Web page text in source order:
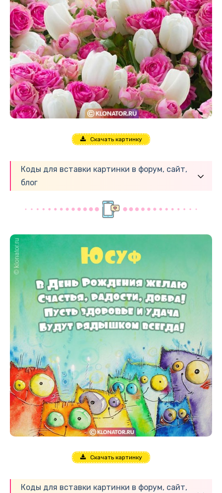
Скачать картинку
Коды для вставки картинки в форум, сайт,
блог
Скачать картинку
Коды для вставки картинки в форум, сайт,